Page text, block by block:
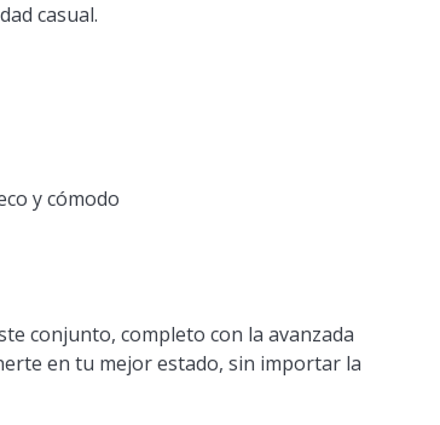
casual.
y cómodo
conjunto, completo con la avanzada
en tu mejor estado, sin importar la